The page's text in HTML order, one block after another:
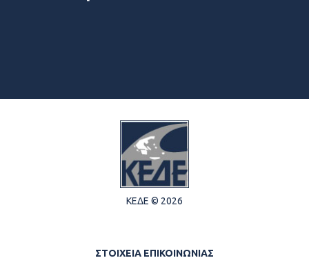
ΚΕΔΕ © 2026
ΣΤΟΙΧΕΙΑ ΕΠΙΚΟΙΝΩΝΙΑΣ